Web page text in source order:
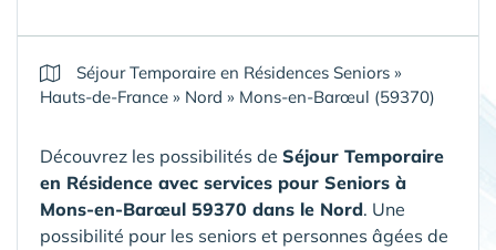
Séjour Temporaire en Résidences Seniors »
Hauts-de-France » Nord » Mons-en-Barœul (59370)
Découvrez les possibilités de Séjour Temporaire
en Résidence avec services pour Seniors à
Mons-en-Barœul 59370 dans le Nord. Une
possibilité pour les seniors et personnes âgées de